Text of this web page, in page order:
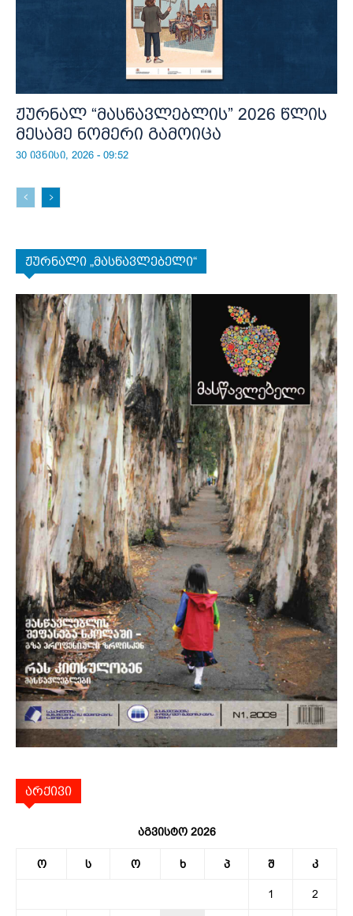
ჟურნალ “მასწავლებლის” 2026 წლის
მესამე ნომერი გამოიცა
30 ივნისი, 2026 - 09:52
ჟურნალი „მასწავლებელი“
არქივი
აგვისტო 2026
ო ს ო ხ პ შ კ
1 2